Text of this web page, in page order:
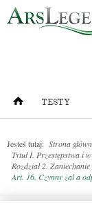
TESTY
Jesteś tutaj: Strona
Tytuł I. Przestępstwa i
Rozdział 2.
Art. 16. Czynny żal a